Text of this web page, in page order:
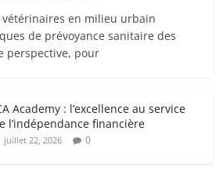
vétérinaires en milieu urbain
de prévoyance sanitaire des
perspective, pour
Academy : l’excellence au service
l’indépendance financière
juillet 22, 2026 0